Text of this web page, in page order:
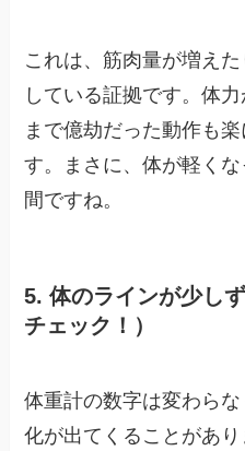
これは、筋肉量が増え
している証拠です。体
まで億劫だった動作も
す。まさに、体が軽く
間ですね。
5. 体のラインが少し
チェック！）
体重計の数字は変わら
化が出てくることがあり